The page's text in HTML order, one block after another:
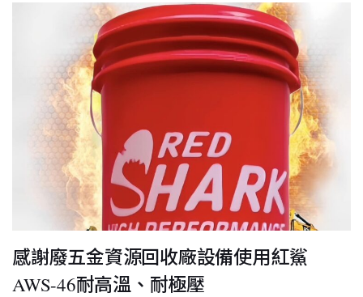
感謝廢五金資源回收廠設備使用紅鯊
AWS-46耐高溫、耐極壓